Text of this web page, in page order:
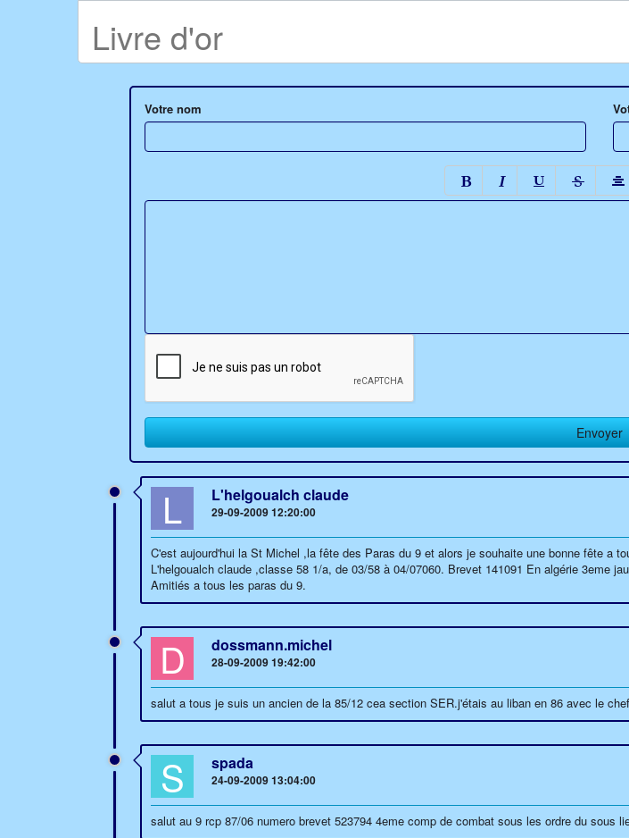
Livre d'or
Votre nom
L L'helgoualch claude
29-09-2009 12:20:00
C'est aujourd'hui la St Michel ,la fête des Paras du 9 et alors je souhaite une bonne fête a
L'helgoualch claude ,classe 58 1/a, de 03/58 à 04/07060. Brevet 141091 En algérie 3eme
Amitiés a tous les paras du 9.
D dossmann.michel
28-09-2009 19:42:00
salut a tous je suis un ancien de la 85/12 cea section SER.j'étais au liban en 86 avec le
S spada
24-09-2009 13:04:00
salut au 9 rcp 87/06 numero brevet 523794 4eme comp de combat sous les ordre du sous